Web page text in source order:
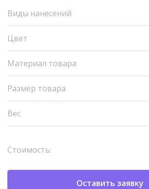
Виды нанесений
Цвет
Материал товара
Размер товара
Вес
Стоимость:
Оставить заявку